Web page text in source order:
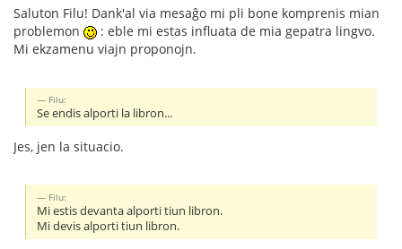
Saluton Filu! Dank'al via mesaĝo mi pli bone komprenis mian
problemon
: eble mi estas influata de mia gepatra lingvo.
Mi ekzamenu viajn proponojn.
Filu:
Se endis alporti la libron...
Jes, jen la situacio.
Filu:
Mi estis devanta alporti tiun libron.
Mi devis alporti tiun libron.